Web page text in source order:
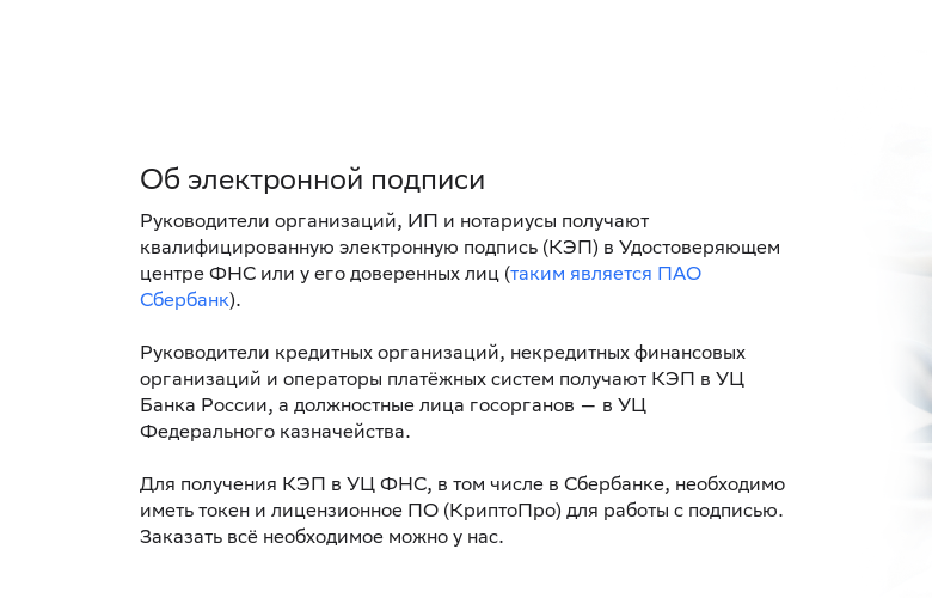
Об электронной подписи
Руководители организаций, ИП и нотариусы получают
квалифицированную электронную подпись (КЭП) в Удостоверяющем
центре ФНС или у его доверенных лиц (таким является ПАО
Сбербанк).
Руководители кредитных организаций, некредитных финансовых
организаций и операторы платёжных систем получают КЭП в УЦ
Банка России, а должностные лица госорганов — в УЦ
Федерального казначейства.
Для получения КЭП в УЦ ФНС, в том числе в Сбербанке, необходимо
иметь токен и лицензионное ПО (КриптоПро) для работы с подписью.
Заказать всё необходимое можно у нас.